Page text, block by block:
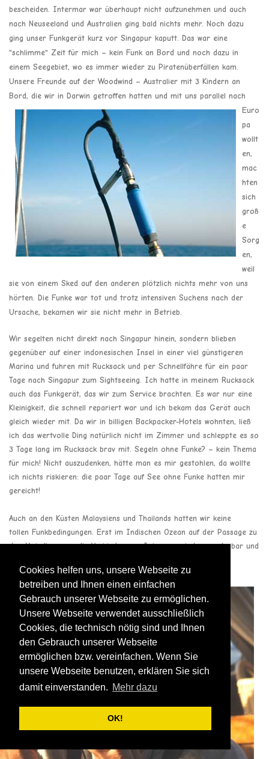
Cookies helfen uns, unsere Webseite zu
betreiben und Ihnen einen einfachen
Gebrauch unserer Webseite zu ermöglichen.
Unsere Webseite verwendet ausschließlich
Cookies, die technisch nötig sind und Ihnen
den Gebrauch unserer Webseite
ermöglichen bzw. vereinfachen. Wenn Sie
unsere Webseite benutzen, erklären Sie sich
damit einverstanden. Mehr dazu
OK!
bescheiden. Intermar war überhaupt nicht aufzunehmen und auch
nach Neuseeland und Australien ging bald nichts mehr. Noch dazu
ging unser Funkgerät kurz vor Singapur kaputt. Das war eine
"schlimme" Zeit für mich – kein Funk an Bord und noch dazu in
einem Seegebiet, wo es immer wieder zu Piratenüberfällen kam.
Unsere Freunde auf der Woodwind – Australier mit 3 Kindern an
Bord, die wir in Darwin getroffen hatten und mit uns parallel nach
Euro
pa
wollt
en,
mac
hten
sich
groß
e
Sorg
en,
weil
sie von einem Sked auf den anderen plötzlich nichts mehr von uns
hörten. Die Funke war tot und trotz intensiven Suchens nach der
Ursache, bekamen wir sie nicht mehr in Betrieb.
Wir segelten nicht direkt nach Singapur hinein, sondern blieben
gegenüber auf einer indonesischen Insel in einer viel günstigeren
Marina und fuhren mit Rucksack und per Schnellfähre für ein paar
Tage nach Singapur zum Sightseeing. Ich hatte in meinem Rucksack
auch das Funkgerät, das wir zum Service brachten. Es war nur eine
Kleinigkeit, die schnell repariert war und ich bekam das Gerät auch
gleich wieder mit. Da wir in billigen Backpacker-Hotels wohnten, ließ
ich das wertvolle Ding natürlich nicht im Zimmer und schleppte es so
3 Tage lang im Rucksack brav mit. Segeln ohne Funke? – kein Thema
für mich! Nicht auszudenken, hätte man es mir gestohlen, da wollte
ich nichts riskieren: die paar Tage auf See ohne Funke hatten mir
gereicht!
Auch an den Küsten Malaysiens und Thailands hatten wir keine
tollen Funkbedingungen. Erst im Indischen Ozean auf der Passage zu
den Malediven war die Verbindung zu Intermar wieder wunderbar und
DL0IMA, Klaus DJ3CD und Alfred OE1AKB